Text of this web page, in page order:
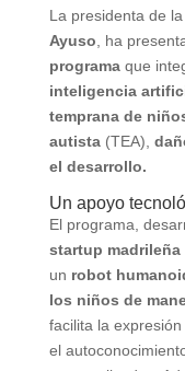
La presidenta de
Ayuso , ha
programaque
inteligencia
temprana de
autista(TEA),
el desarrollo.
Un apoyo
El programa,
startup madrileña
un robot
los niños de
facilita la
el